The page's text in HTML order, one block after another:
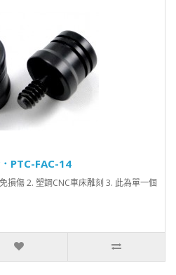
PTC-FAC-14
損傷 2. 塑鋼CNC車床雕刻 3. 此為單一個